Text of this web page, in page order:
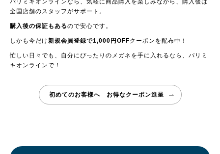
パリミキオンラインなら、気軽に商品購入を楽しみながら、購入後は
全国店舗のスタッフがサポート。
購入後の保証もあるので安心です。
しかも今だけ新規会員登録で1,000円OFFクーポンを配布中！
忙しい日々でも、自分にぴったりのメガネを手に入れるなら、パリミ
キオンラインで！
初めてのお客様へ お得なクーポン進呈